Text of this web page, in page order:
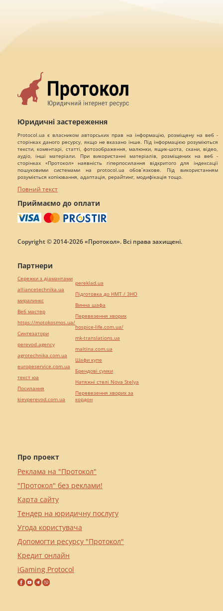
Юридичні застереження
Protocol.ua є власником авторських прав на інформацію, розміщену на веб -
сторінках даного ресурсу, якщо не вказано інше. Під інформацією розуміються
тексти, коментарі, статті, фотозображення, малюнки, ящик-шота, скани, відео,
аудіо, інші матеріали. При використанні матеріалів, розміщених на веб -
сторінках «Протокол» наявність гіперпосилання відкритого для індексації
пошуковими системами на protocol.ua обов`язкове. Під використанням
розуміється копіювання, адаптація, рерайтинг, модифікація тощо.
Повний текст
Приймаємо до оплати
Copyright © 2014-2026 «Протокол». Всі права захищені.
Про проект
Реклама на "Протокол"
"Протокол" без реклами!
Карта сайту
Тендер на юридичну послугу
Угода користувача
Допомогти ресурсу "Протокол"
Кредит онлайн
iGaming Protocol
Партнери
Сережки з діамантами
alliancetechnika.ua
миралинкс
Веб мастер
https://motokosmos.ua/
Синтезатори
perevod.agency
agrotechnika.com.ua
europeservice.com.ua
текст юа
Посилання
kievperevod.com.ua
pereklad.ua
Підготовка до НМТ / ЗНО
Винна шафа
Перевезення хворих
hospice-life.com.ua/
mk-translations.ua
maltina.com.ua
Шафи купе
Брендові сумки
Натяжні стелі Nova Stelya
Перевезення хворих за
кордон